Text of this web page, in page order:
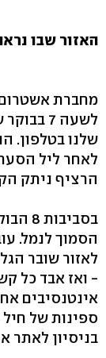
האזור שבו
מחברת
לשעה 7
שלנו בטלפון.
לאחר ליל
הרציף ניתק
הסמוך לנמל.
לאזור שובר
- ואז אבד כל
אינטנסיבים
ספינות של חיל
בניסיון לאתר